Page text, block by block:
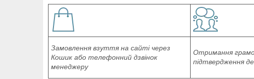
Замовлення взуття на сайті через
Кошик або телефонний дзвінок
менеджеру
Отримання
підтвердження